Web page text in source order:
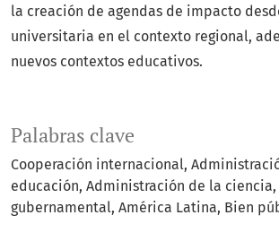
Palabras clave
Cooperación internacional
educación Administración de la ciencia
gubernamental América Latina Bien
la creación de agendas de impacto
universitaria en el contexto regional,
nuevos contextos educativos.